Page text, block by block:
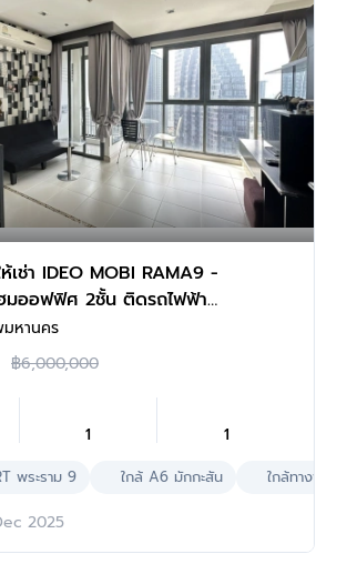
เช่า IDEO MOBI RAMA9 -
มออฟฟิศ 2ชั้น ติดรถไฟฟ้า
ลพระราม9 Airport Link
ยขวาง รัชดาภิเษก
หานคร
฿6,000,000
1
1
พระราม 9
ใกล้ A6 มักกะสัน ใกล้ทางพิ
2025